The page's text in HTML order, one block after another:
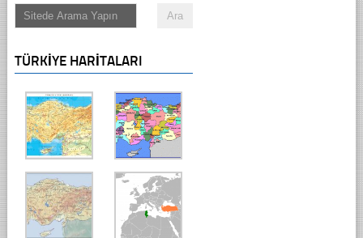
TÜRKIYE HARITALARI